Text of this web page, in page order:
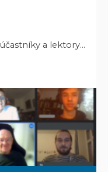
účastníky a lektory…